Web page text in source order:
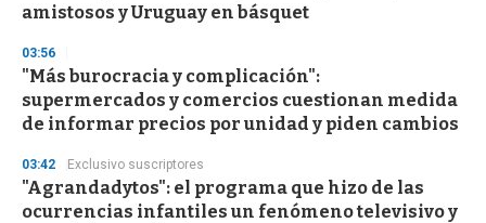
amistosos y Uruguay en básquet
03:56
"Más burocracia y complicación":
supermercados y comercios cuestionan medida
de informar precios por unidad y piden cambios
03:42 Exclusivo suscriptores
"Agrandadytos": el programa que hizo de las
ocurrencias infantiles un fenómeno televisivo y